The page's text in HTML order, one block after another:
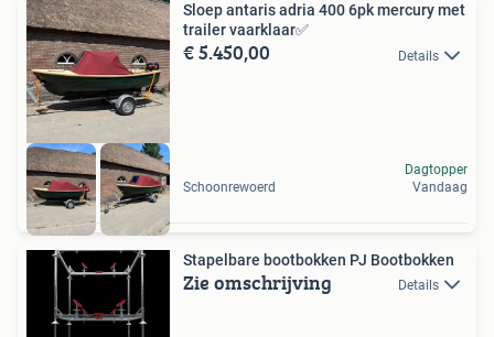
Sloep antaris adria 400 6pk mercury met
trailer vaarklaar✅
€ 5.450,00 Details
Schoonrewoerd
Dagtopper
Vandaag
Stapelbare bootbokken PJ Bootbokken
Zie omschrijving Details